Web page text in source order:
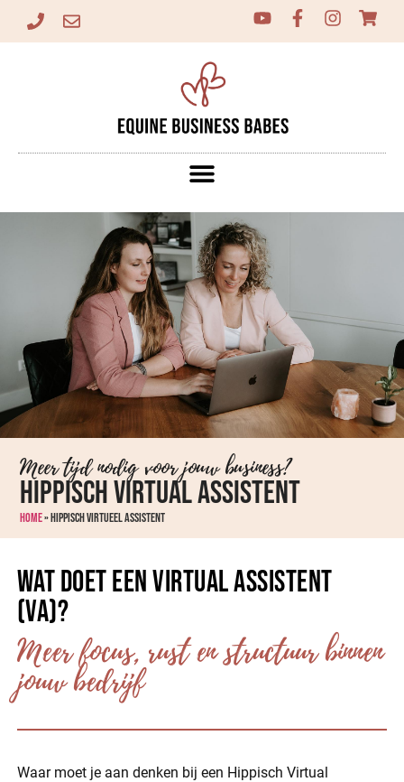
Meer tijd nodig voor jouw business?
Hippisch virtual assistent
Home» Hippisch virtueel assistent
Wat doet een Virtual Assistent
(VA)?
Meer focus, rust en structuur binnen
jouw bedrijf
Waar moet je aan denken bij een Hippisch Virtual